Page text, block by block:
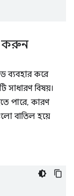
করুন
ব্যবহার করে
সাধারণ বিষয়।
পারে, কারণ
বাতিল হয়ে